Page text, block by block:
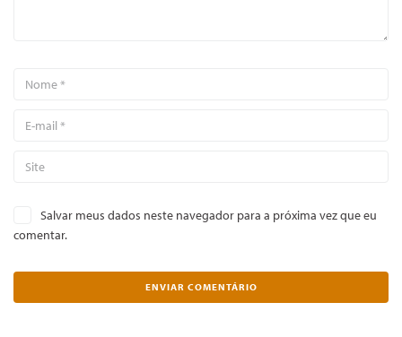
Salvar meus dados neste navegador para a próxima vez que eu
comentar.